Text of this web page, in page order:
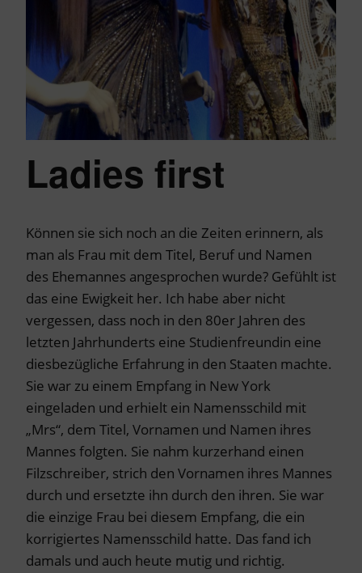
Ladies first
Können sie sich noch an die Zeiten erinnern, als
man als Frau mit dem Titel, Beruf und Namen
des Ehemannes angesprochen wurde? Gefühlt ist
das eine Ewigkeit her. Ich habe aber nicht
vergessen, dass noch in den 80er Jahren des
letzten Jahrhunderts eine Studienfreundin eine
diesbezügliche Erfahrung in den Staaten machte.
Sie war zu einem Empfang in New York
eingeladen und erhielt ein Namensschild mit
„Mrs“, dem Titel, Vornamen und Namen ihres
Mannes folgten. Sie nahm kurzerhand einen
Filzschreiber, strich den Vornamen ihres Mannes
durch und ersetzte ihn durch den ihren. Sie war
die einzige Frau bei diesem Empfang, die ein
korrigiertes Namensschild hatte. Das fand ich
damals und auch heute mutig und richtig.